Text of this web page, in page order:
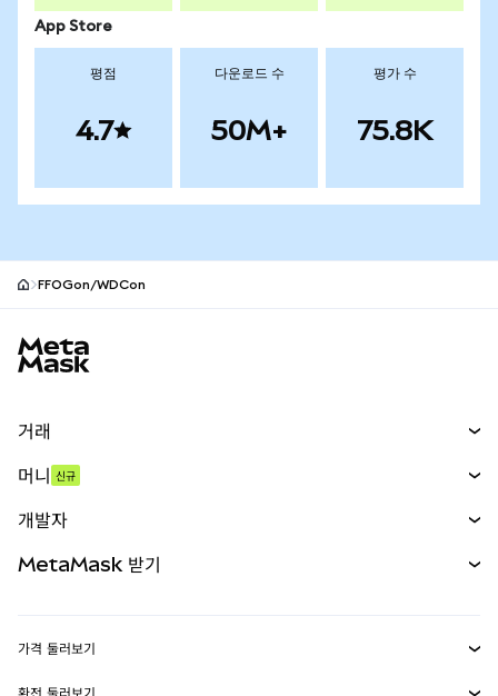
App Store
평점
4.7
다운로드 수
50M+
평가 수
75.8K
FFOGon/WDCon
거래
무기한 선물
실물자산
머니 신규
개발자
MetaMask 받기
가격 둘러보기